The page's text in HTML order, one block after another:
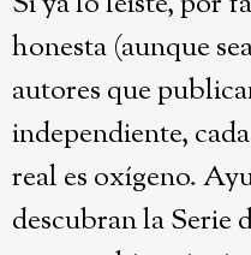
honesta (aunque
autores que
independiente,
real es oxígeno.
descubran la Serie